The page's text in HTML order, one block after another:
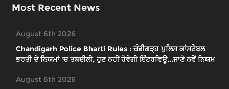
Most Recent News
August 6th 2026
Chandigarh Police Bharti Rules : ਚੰਡੀਗੜ੍ਹ ਪੁਲਿਸ ਕਾਂਸਟੇਬਲ
ਭਰਤੀ ਦੇ ਨਿਯਮਾਂ 'ਚ ਤਬਦੀਲੀ, ਹੁਣ ਨਹੀਂ ਹੋਵੇਗੀ ਇੰਟਰਵਿਊ...ਜਾਣੋ ਨਵੇਂ ਨਿਯਮ
August 6th 2026